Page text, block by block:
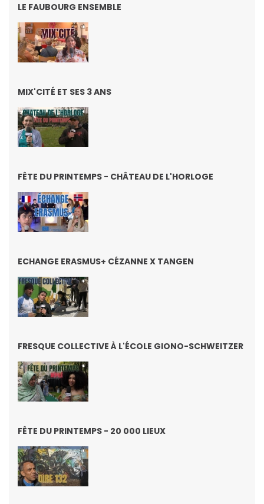
LE FAUBOURG ENSEMBLE
MIX'CITÉ ET SES 3 ANS
FÊTE DU PRINTEMPS - CHÂTEAU DE L'HORLOGE
ECHANGE ERASMUS+ CÉZANNE X TANGEN
FRESQUE COLLECTIVE À L'ÉCOLE GIONO-SCHWEITZER
FÊTE DU PRINTEMPS - 20 000 LIEUX